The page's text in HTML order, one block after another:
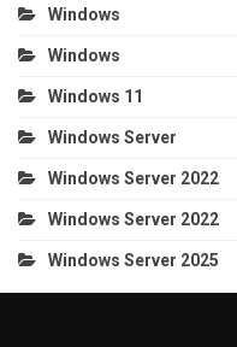
Windows
Windows
Windows 11
Windows Server
Windows Server 2022
Windows Server 2022
Windows Server 2025